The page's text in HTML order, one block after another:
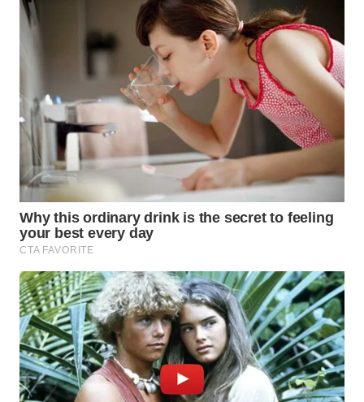
INDRAMAYU
WN
KUNINGAN
WN
MAJALENGKA
WN
SUBANG
WN
SUKABUMI
WN
PURWAKARTA